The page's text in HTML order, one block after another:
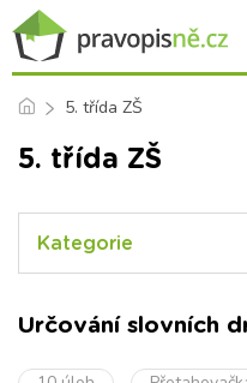
5. třída ZŠ
5. třída ZŠ
Kategorie
Určování slovních